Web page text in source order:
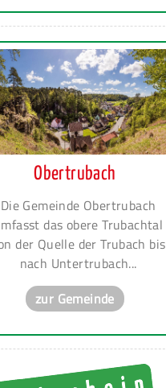
Obertrubach
Die Gemeinde Obertrubach
das obere Trubachtal
der Quelle der Trubach bis
nach Untertrubach...
zur Gemeinde